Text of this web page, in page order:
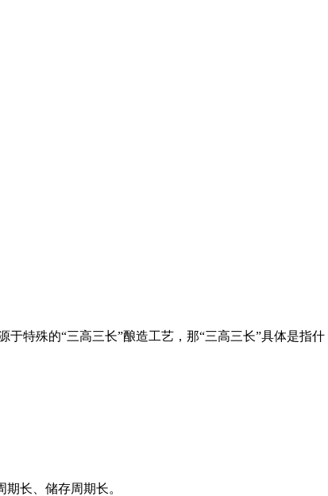
特殊的“三高三长”酿造工艺，那“三高三长”具体是指什
长、储存周期长。